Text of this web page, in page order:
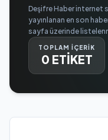
Deşifre Haber
yayınlanan en son
sayfa üzerinde
TOPLAM İÇERİK
0 ETİKET